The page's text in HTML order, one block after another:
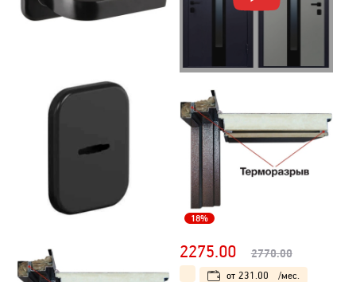
18%
2275.00 2770.00
от 231.00 /мес.